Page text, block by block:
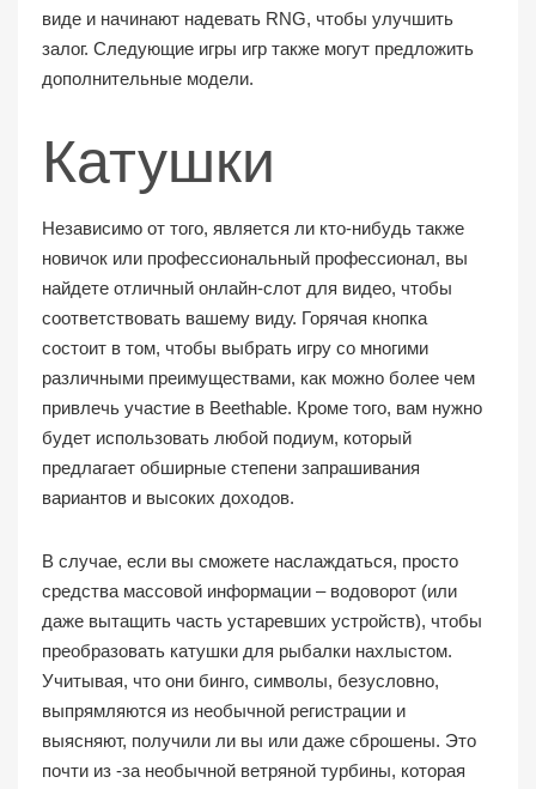
виде и начинают надевать RNG, чтобы улучшить
залог. Следующие игры игр также могут предложить
дополнительные модели.
Катушки
Независимо от того, является ли кто-нибудь также
новичок или профессиональный профессионал, вы
найдете отличный онлайн-слот для видео, чтобы
соответствовать вашему виду. Горячая кнопка
состоит в том, чтобы выбрать игру со многими
различными преимуществами, как можно более чем
привлечь участие в Beethable. Кроме того, вам нужно
будет использовать любой подиум, который
предлагает обширные степени запрашивания
вариантов и высоких доходов.
В случае, если вы сможете наслаждаться, просто
средства массовой информации – водоворот (или
даже вытащить часть устаревших устройств), чтобы
преобразовать катушки для рыбалки нахлыстом.
Учитывая, что они бинго, символы, безусловно,
выпрямляются из необычной регистрации и
выясняют, получили ли вы или даже сброшены. Это
почти из -за необычной ветряной турбины, которая